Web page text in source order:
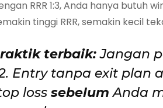
RRR 1:3, Anda hanya butuh
tinggi RRR, semakin kecil
terbaik:Jangan
Entry tanpa exit plan
losssebelum Anda